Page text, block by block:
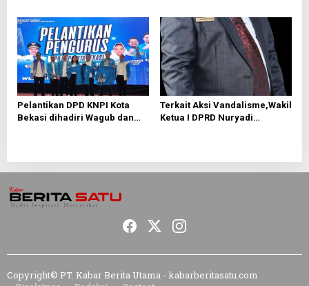
Tanggal 7 bulan ini Tetap
Akan dilakukan Eksekusi”
Tanjakkan Tampian
Pelantikan DPD KNPI Kota
Bekasi dihadiri Wagub dan
Terkait Aksi Vandalisme,Wakil
Ketua I DPRD Nuryadi
Copyright© PT. Kabar Berita Utama - kabarberitasatu.com